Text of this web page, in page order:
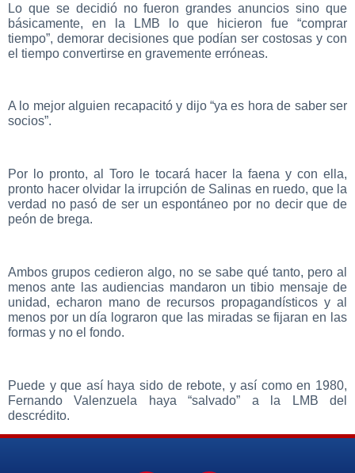
Lo que se decidió no fueron grandes anuncios sino que
básicamente, en la LMB lo que hicieron fue “comprar
tiempo”, demorar decisiones que podían ser costosas y con
el tiempo convertirse en gravemente erróneas.
A lo mejor alguien recapacitó y dijo “ya es hora de saber ser
socios”.
Por lo pronto, al Toro le tocará hacer la faena y con ella,
pronto hacer olvidar la irrupción de Salinas en ruedo, que la
verdad no pasó de ser un espontáneo por no decir que de
peón de brega.
Ambos grupos cedieron algo, no se sabe qué tanto, pero al
menos ante las audiencias mandaron un tibio mensaje de
unidad, echaron mano de recursos propagandísticos y al
menos por un día lograron que las miradas se fijaran en las
formas y no el fondo.
Puede y que así haya sido de rebote, y así como en 1980,
Fernando Valenzuela haya “salvado” a la LMB del
descrédito.